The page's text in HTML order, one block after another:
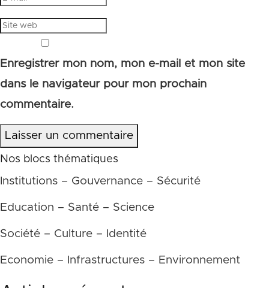
Enregistrer mon nom, mon e-mail et mon site
dans le navigateur pour mon prochain
commentaire.
Laisser un commentaire
Nos blocs thématiques
Institutions – Gouvernance – Sécurité
Education – Santé – Science
Société – Culture – Identité
Economie – Infrastructures – Environnement